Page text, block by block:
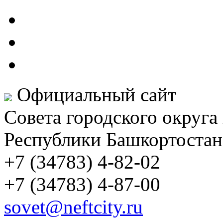
Официальный сайт
Совета городского
Республики Башкортостан
+7 (34783) 4-82-02
+7 (34783) 4-87-00
sovet@neftcity.ru